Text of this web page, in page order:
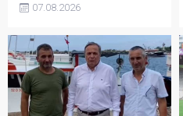
tartışmalarını köşesine
300 liraya ulaştığı bir
dönemde Ankara’ya 240
liralık fiyat teklifi
götürüldüğü iddiasını
gündeme getiren Sarı,
07.08.2026